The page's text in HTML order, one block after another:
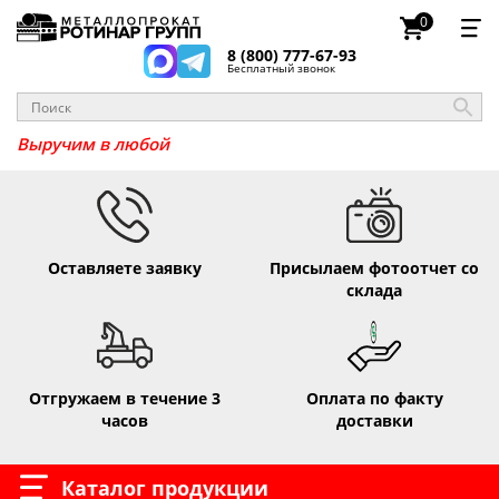
8 (800) 777-67-93
Бесплатный звонок
0
Выручим в
Оставляете заявку
Присылаем фотоотчет со
склада
Отгружаем в течение 3
часов
Оплата по факту
доставки
Каталог продукции